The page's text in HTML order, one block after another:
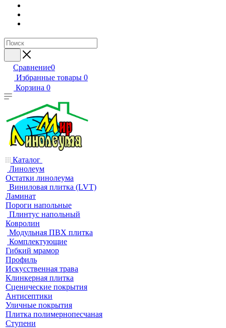
Сравнение0
Избранные товары 0
Корзина 0
Каталог
Линолеум
Остатки линолеума
Виниловая плитка (LVT)
Ламинат
Пороги напольные
Плинтус напольный
Ковролин
Модульная ПВХ плитка
Комплектующие
Гибкий мрамор
Профиль
Искусственная трава
Клинкерная плитка
Сценические покрытия
Антисептики
Уличные покрытия
Плитка полимернопесчаная
Ступени